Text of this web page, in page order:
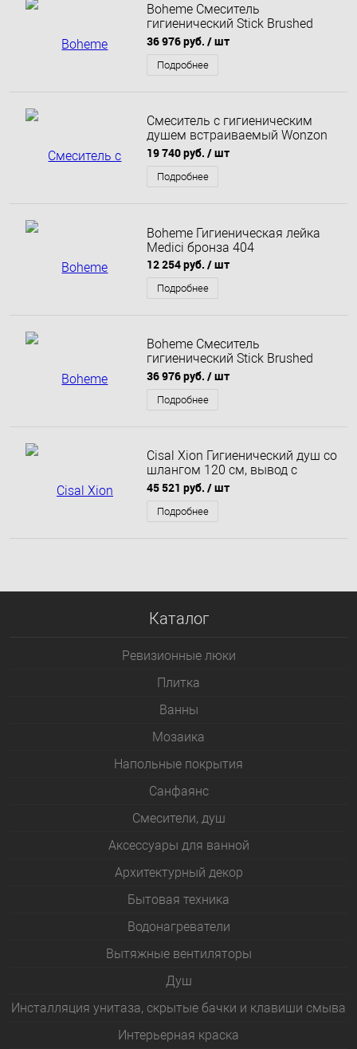
Boheme Смеситель
гигиенический Stick Brushed
Bronze ручка Linea
Брашированная бронза 127-
BRB.3
36 976 руб. / шт
Подробнее
Смеситель с гигиеническим
душем встраиваемый Wonzon
& Woghand Brilliant, Черный
матовый (WW-88829079-MB)
19 740 руб. / шт
Подробнее
Boheme Гигиеническая лейка
Medici бронза 404
12 254 руб. / шт
Подробнее
Boheme Смеситель
гигиенический Stick Brushed
Bronze ручка Touch
Брашированная бронза 127-
BRB.2
36 976 руб. / шт
Подробнее
Cisal Xion Гигиенический душ со
шлангом 120 см, вывод с
держателем, цвет:
нержавеющая сталь
45 521 руб. / шт
Подробнее
Каталог
Ревизионные люки
Плитка
Bанны
Мозаика
Напольные покрытия
Санфаянс
Смесители, душ
Аксессуары для ванной
Архитектурный декор
Бытовая техника
Водонагреватели
Вытяжные вентиляторы
Душ
Инсталляция унитаза, скрытые бачки и клавиши смыва
Интерьерная краска